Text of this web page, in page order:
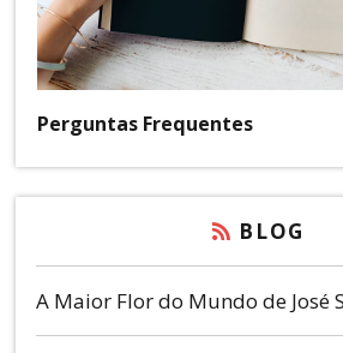
Perguntas Frequentes
BLOG
A Maior Flor do Mundo de José